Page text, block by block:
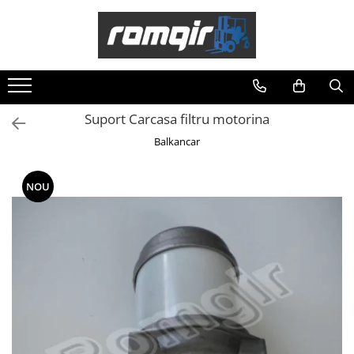
Piese Motor
Piese Motor D 2500
Piese Motor D 3900
Catarg Motostivuitor Balkancar
Alte Piese Catarg
Sistem Alimentare Balkancar
Suport Carcasa filtru motorina
Balkancar
NOU